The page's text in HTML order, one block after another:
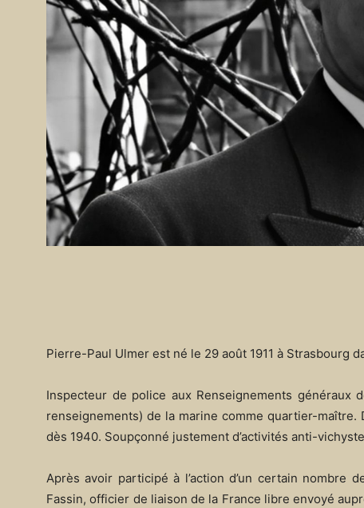
Pierre-Paul Ulmer est né le 29 août 1911 à Strasbourg
Inspecteur de police aux Renseignements
renseignements) de la marine comme quartier-
dès 1940. Soupçonné justement d’activités anti-
Après avoir participé à l’action d’un certain nombre
Fassin, officier de liaison de la France libre envoyé